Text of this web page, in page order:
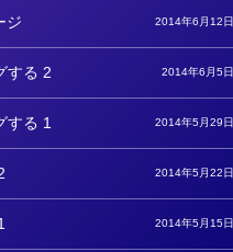
ジ 2014年6月12日
する 2 2014年6月5日
する 1 2014年5月29日
2014年5月22日
2014年5月15日